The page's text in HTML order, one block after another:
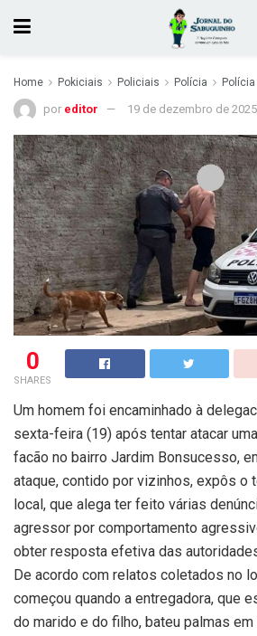
Home Pokiciais Policiais Polícia Polícia
por editor 19 de dezembro de 2025
0
SHARES
Um homem foi encaminhado à
sexta-feira (19) após tentar atacar
facão no bairro Jardim Bonsucesso,
ataque, contido por vizinhos, expôs o
local, que alega ter feito várias
agressor por comportamento
obter resposta efetiva das
De acordo com relatos coletados no
começou quando a entregadora, que
do marido e do filho, bateu palmas